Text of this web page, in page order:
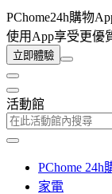
PChome24h購物
使用App享受更優
立即體驗
活動館
PChome 24h
家電